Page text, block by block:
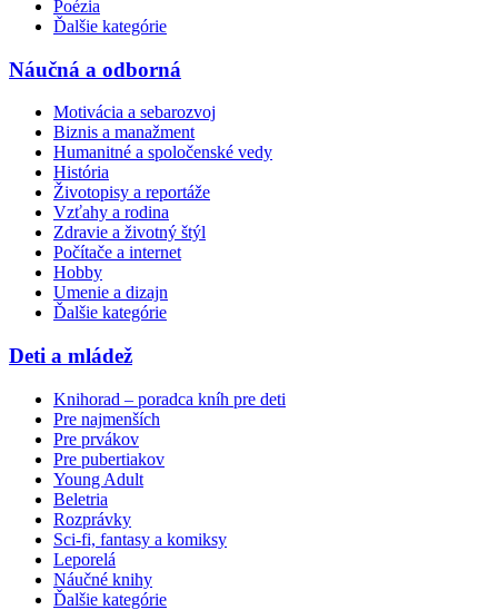
Poézia
Ďalšie kategórie
Náučná a odborná
Motivácia a sebarozvoj
Biznis a manažment
Humanitné a spoločenské vedy
História
Životopisy a reportáže
Vzťahy a rodina
Zdravie a životný štýl
Počítače a internet
Hobby
Umenie a dizajn
Ďalšie kategórie
Deti a mládež
Knihorad – poradca kníh pre deti
Pre najmenších
Pre prvákov
Pre pubertiakov
Young Adult
Beletria
Rozprávky
Sci-fi, fantasy a komiksy
Leporelá
Náučné knihy
Ďalšie kategórie